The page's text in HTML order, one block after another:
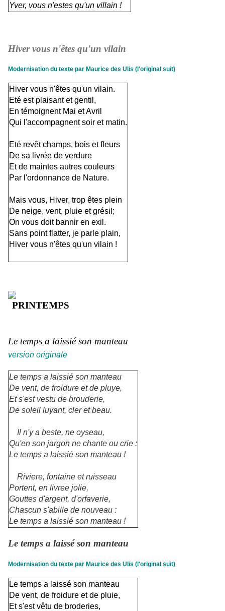
Yver, vous n'estes qu'un villain !
Hiver vous n'êtes qu'un vilain
Modernisation du texte par Maurice des Ulis (l'original suit)
Hiver vous n'êtes qu'un vilain.
Eté est plaisant et gentil,
En témoignent Mai et Avril
Qui l'accompagnent soir et matin.
Eté revêt champs, bois et fleurs
De sa livrée de verdure
Et de maintes autres couleurs
Par l'ordonnance de Nature.
Mais vous, Hiver, trop êtes plein
De neige, vent, pluie et grésil;
On vous doit bannir en exil.
Sans point flatter, je parle plain,
Hiver vous n'êtes qu'un vilain !
PRINTEMPS
Le temps a laissié son manteau
version originale
Le temps a laissié son manteau
De vent, de froidure et de pluye,
Et s'est vestu de brouderie,
De soleil luyant, cler et beau.
Il n'y a beste, ne oyseau,
Qu'en son jargon ne chante ou crie :
Le temps a laissié son manteau !
Riviere, fontaine et ruisseau
Portent, en livree jolie,
Gouttes d'argent, d'orfaverie,
Chascun s'abille de nouveau :
Le temps a laissié son manteau !
Le temps a laissé son manteau
Modernisation du texte par Maurice des Ulis (l'original suit)
Le temps a laissé son manteau
De vent, de froidure et de pluie,
Et s'est vêtu de broderies,